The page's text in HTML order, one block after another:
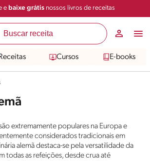
e baixe grátisnossos livros de receitas
Receitas Cursos E-books
extremamente populares na Europa e
considerados tradicionais em
alemã destaca-se pela versatilidade da
todas as refeições, desde crua até